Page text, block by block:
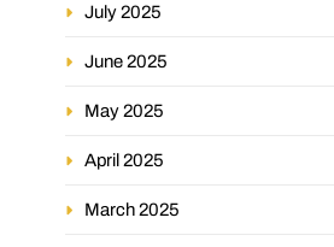
July 2025
June 2025
May 2025
April 2025
March 2025